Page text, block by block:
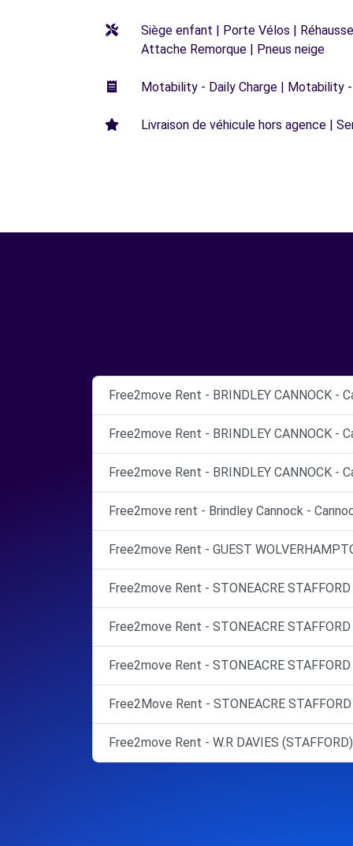
Siège enfant | Porte Vélos |
Attache Remorque | Pneus neige
Motability - Daily Charge | Motability
Livraison de véhicule hors agence |
Free2move Rent - BRINDLEY CANNOCK -
Free2move Rent - BRINDLEY CANNOCK -
Free2move Rent - BRINDLEY CANNOCK -
Free2move rent - Brindley Cannock -
Free2move Rent - GUEST
Free2move Rent - STONEACRE
Free2move Rent - STONEACRE
Free2move Rent - STONEACRE
Free2Move Rent - STONEACRE
Free2move Rent - W.R DAVIES